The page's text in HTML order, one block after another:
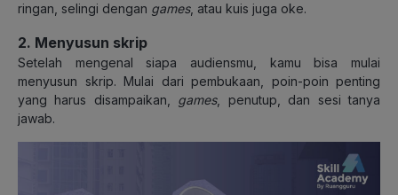
ringan, selingi dengan games, atau kuis juga oke.
2. Menyusun skrip
Setelah mengenal siapa audiensmu, kamu bisa mulai
menyusun skrip. Mulai dari pembukaan, poin-poin penting
yang harus disampaikan, games, penutup, dan sesi tanya
jawab.